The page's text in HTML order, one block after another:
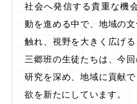
社会へ発信する貴重な機
動を進める中で、地域の
触れ、視野を大きく広げ
三郷班の生徒たちは、今
研究を深め、地域に貢献
欲を新たにしています。